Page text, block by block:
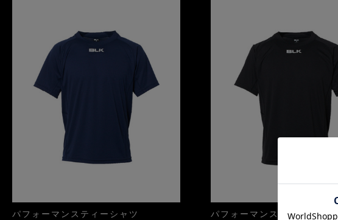
パフォーマンスティーシャツ パフォーマンスティーシャツ